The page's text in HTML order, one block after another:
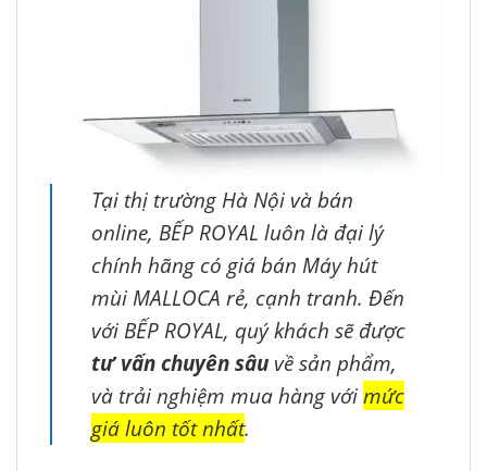
Tại thị trường Hà Nội và bán
online, BẾP ROYAL luôn là đại lý
chính hãng có giá bán Máy hút
mùi MALLOCA rẻ, cạnh tranh. Đến
với BẾP ROYAL, quý khách sẽ được
tư vấn chuyên sâu về sản phẩm,
và trải nghiệm mua hàng vớimức
giá luôn tốt nhất.